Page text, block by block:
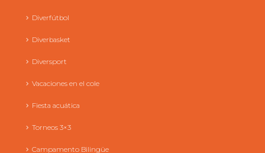
Diverfútbol
Diverbasket
Diversport
Vacaciones en el cole
Fiesta acuática
Torneos 3×3
Campamento Bilingüe